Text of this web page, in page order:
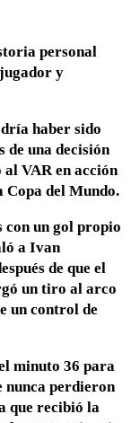
personal
y
haber sido
de una decisión
VAR en acción
del Mundo.
con un gol propio
a Ivan
de que el
un tiro al arco
un control de
minuto 36 para
nunca perdieron
que recibió la